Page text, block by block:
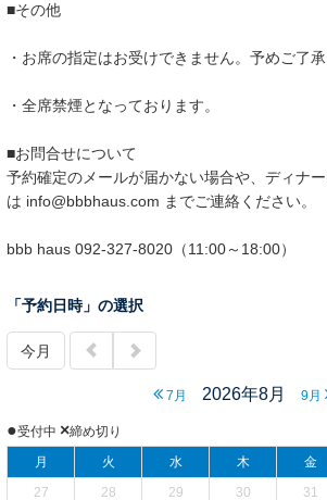
■その他
・お席の指定はお受けできません。予めご了承
・全席禁煙となっております。
■お問合せについて
予約確定のメールが届かない場合や、ディナ
は info@bbbhaus.com までご連絡ください。
bbb haus 092-327-8020（11:00～18:00）
「予約日時」の選択
今月
7月 2026年8月 9月
●受付中 ×締め切り
月
火 水 木 金
27
28 29 30 31